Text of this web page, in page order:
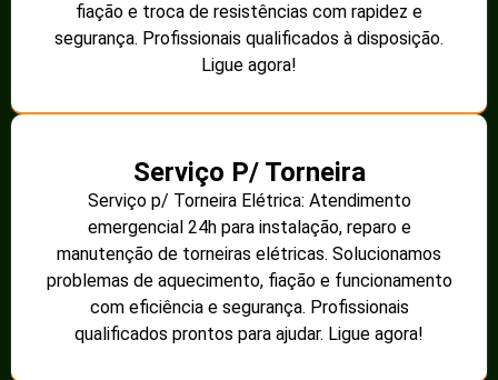
fiação e troca de resistências com rapidez e
segurança. Profissionais qualificados à disposição.
Ligue agora!
Serviço P/ Torneira
Serviço p/ Torneira Elétrica: Atendimento
emergencial 24h para instalação, reparo e
manutenção de torneiras elétricas. Solucionamos
problemas de aquecimento, fiação e funcionamento
com eficiência e segurança. Profissionais
qualificados prontos para ajudar. Ligue agora!